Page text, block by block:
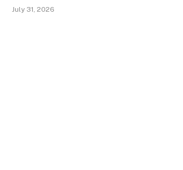
July 31, 2026